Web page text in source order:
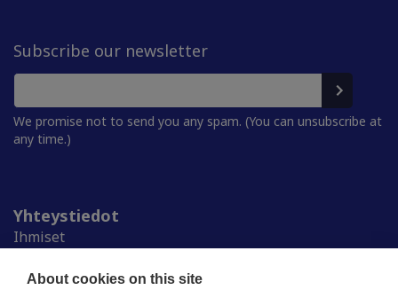
About cookies on this site
Subscribe our newsletter
We promise not to send you any spam. (You can unsubscribe at
any time.)
Yhteystiedot
Ihmiset
Ylioppilaskunnat